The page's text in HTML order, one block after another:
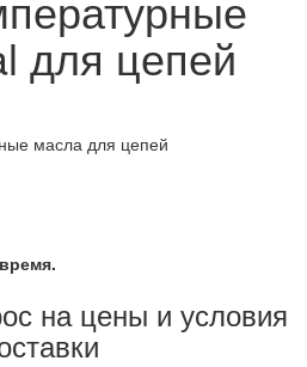
для цепей
на цены и условия